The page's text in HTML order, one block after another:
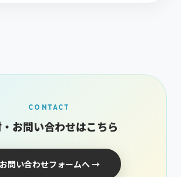
CONTACT
お問い合わせはこちら
お問い合わせフォームへ →